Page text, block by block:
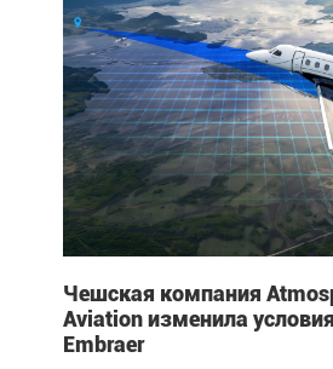
Чешская компания
Aviation изменила
Embraer